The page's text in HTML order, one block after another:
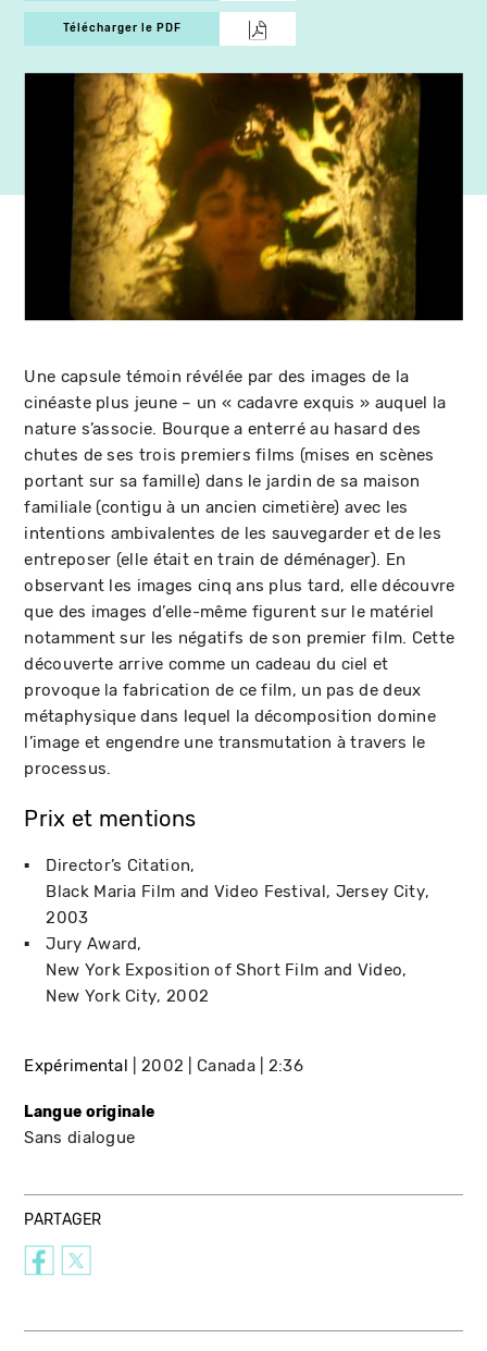
Télécharger le PDF
Une capsule témoin révélée par des images de la
cinéaste plus jeune – un « cadavre exquis » auquel la
nature s’associe. Bourque a enterré au hasard des
chutes de ses trois premiers films (mises en scènes
portant sur sa famille) dans le jardin de sa maison
familiale (contigu à un ancien cimetière) avec les
intentions ambivalentes de les sauvegarder et de les
entreposer (elle était en train de déménager). En
observant les images cinq ans plus tard, elle découvre
que des images d’elle-même figurent sur le matériel
notamment sur les négatifs de son premier film. Cette
découverte arrive comme un cadeau du ciel et
provoque la fabrication de ce film, un pas de deux
métaphysique dans lequel la décomposition domine
l’image et engendre une transmutation à travers le
processus.
Prix et mentions
Director’s Citation
Black Maria Film and Video Festival Jersey City
2003
Jury Award
New York Exposition of Short Film and Video
New York City 2002
Expérimental 2002 Canada 2:36
Langue originale
Sans dialogue
PARTAGER